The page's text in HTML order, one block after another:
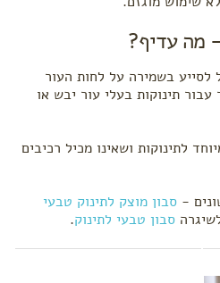
מה עדיף?
לסייע בשמירה על לחות העור
עבור תינוקות בעלי עור יבש או
לתינוקות ושאינו מכיל רכיבים
- סבון מוצק לתינוק טבעי
סבון טבעי לתינוק.